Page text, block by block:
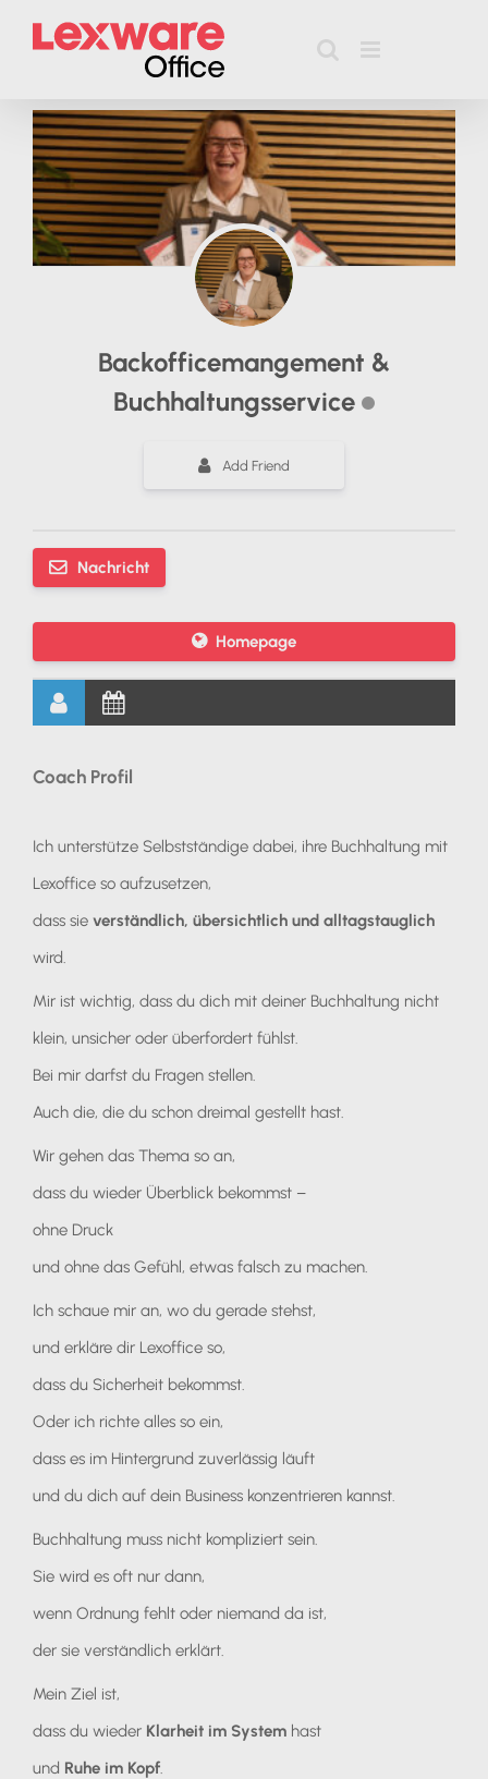
Zum
Inhalt
Backofficemangement &
Buchhaltungsservice
Add Friend
Nachricht
Homepage
Coach Profil
Ich unterstütze Selbstständige dabei, ihre Buchhaltung mit
Lexoffice so aufzusetzen,
dass sie verständlich, übersichtlich und alltagstauglich
wird.
Mir ist wichtig, dass du dich mit deiner Buchhaltung nicht
klein, unsicher oder überfordert fühlst.
Bei mir darfst du Fragen stellen.
Auch die, die du schon dreimal gestellt hast.
Wir gehen das Thema so an,
dass du wieder Überblick bekommst –
ohne Druck
und ohne das Gefühl, etwas falsch zu machen.
Ich schaue mir an, wo du gerade stehst,
und erkläre dir Lexoffice so,
dass du Sicherheit bekommst.
Oder ich richte alles so ein,
dass es im Hintergrund zuverlässig läuft
und du dich auf dein Business konzentrieren kannst.
Buchhaltung muss nicht kompliziert sein.
Sie wird es oft nur dann,
wenn Ordnung fehlt oder niemand da ist,
der sie verständlich erklärt.
Mein Ziel ist,
dass du wieder Klarheit im Systemhast
und Ruhe im Kopf.